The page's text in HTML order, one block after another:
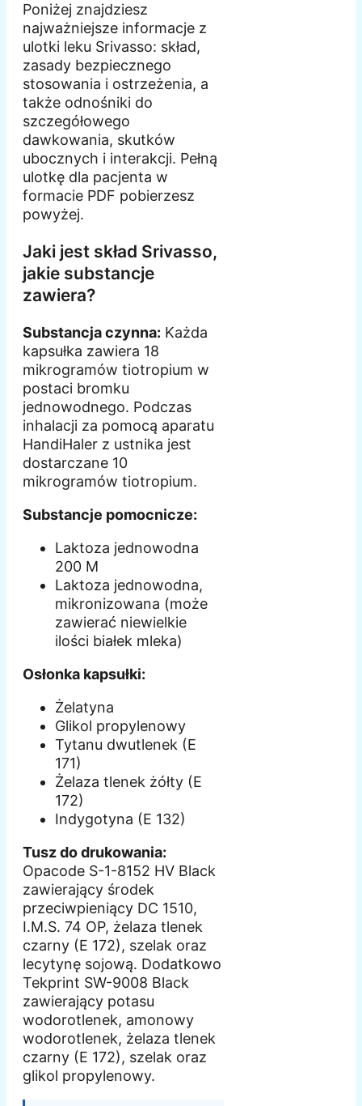
Poniżej znajdziesz
najważniejsze informacje z
ulotki leku Srivasso: skład,
zasady bezpiecznego
stosowania i ostrzeżenia, a
także odnośniki do
szczegółowego
dawkowania, skutków
ubocznych i interakcji. Pełną
ulotkę dla pacjenta w
formacie PDF pobierzesz
powyżej.
Jaki jest skład Srivasso,
jakie substancje
zawiera?
Substancja czynna: Każda
kapsułka zawiera 18
mikrogramów tiotropium w
postaci bromku
jednowodnego. Podczas
inhalacji za pomocą aparatu
HandiHaler z ustnika jest
dostarczane 10
mikrogramów tiotropium.
Substancje pomocnicze:
Laktoza jednowodna
200 M
Laktoza jednowodna,
mikronizowana (może
zawierać niewielkie
ilości białek mleka)
Osłonka kapsułki:
Żelatyna
Glikol propylenowy
Tytanu dwutlenek (E
171)
Żelaza tlenek żółty (E
172)
Indygotyna (E 132)
Tusz do drukowania:
Opacode S-1-8152 HV Black
zawierający środek
przeciwpieniący DC 1510,
I.M.S. 74 OP, żelaza tlenek
czarny (E 172), szelak oraz
lecytynę sojową. Dodatkowo
Tekprint SW-9008 Black
zawierający potasu
wodorotlenek, amonowy
wodorotlenek, żelaza tlenek
czarny (E 172), szelak oraz
glikol propylenowy.